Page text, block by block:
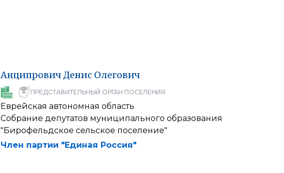
АнципровичДенис Олегович
ПРЕДСТАВИТЕЛЬНЫЙ ОРГАН ПОСЕЛЕНИЯ
Еврейская автономная область
Собрание депутатов муниципального образования
"Бирофельдское сельское поселение"
Член партии "Единая Россия"